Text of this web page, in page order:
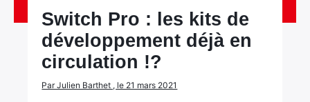
Switch Pro : les kits de
développement déjà en
circulation !?
Par Julien Barthet , le 21 mars 2021